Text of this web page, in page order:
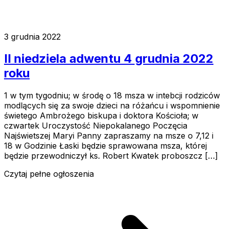
3 grudnia 2022
II niedziela adwentu 4 grudnia 2022
roku
1 w tym tygodniu; w środę o 18 msza w intebcji rodziców
modlących się za swoje dzieci na różańcu i wspomnienie
świetego Ambrożego biskupa i doktora Kościoła; w
czwartek Uroczystość Niepokalanego Poczęcia
Najświetszej Maryi Panny zapraszamy na msze o 7,12 i
18 w Godzinie Łaski będzie sprawowana msza, której
będzie przewodniczył ks. Robert Kwatek proboszcz […]
Czytaj pełne ogłoszenia